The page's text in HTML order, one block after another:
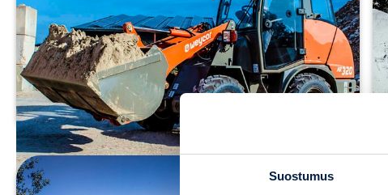
Suostumus
Moottori:
Yanmar 3TNV 76 (18,9 kW)
Päästöluokka:Stage V
Kaatokuorma:1512/1336 kg
TUTUSTU
Pyöräkuormaaja Weycor AR420